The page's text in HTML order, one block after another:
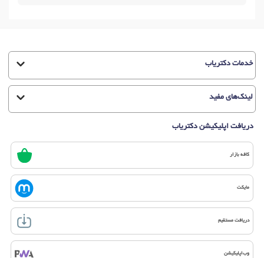
خدمات دکتریاب
لینک‌های مفید
دریافت اپلیکیشن دکتریاب
کافه بازار
مایکت
دریافت مستقیم
وب‌اپلیکیشن